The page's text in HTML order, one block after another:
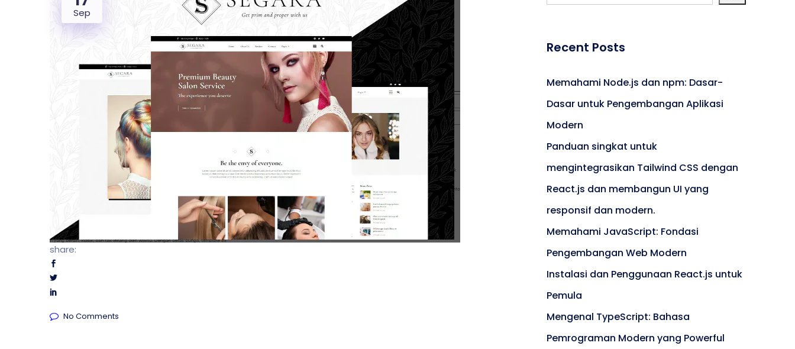
Property Kuliner Umroh Portal Berita
UMKM
Sep
share:
No Comments
Recent Posts
Memahami Node.js dan npm: Dasar-
Dasar untuk Pengembangan Aplikasi
Modern
Panduan singkat untuk
mengintegrasikan Tailwind CSS dengan
React.js dan membangun UI yang
responsif dan modern.
Memahami JavaScript: Fondasi
Pengembangan Web Modern
Instalasi dan Penggunaan React.js untuk
Pemula
Mengenal TypeScript: Bahasa
Pemrograman Modern yang Powerful